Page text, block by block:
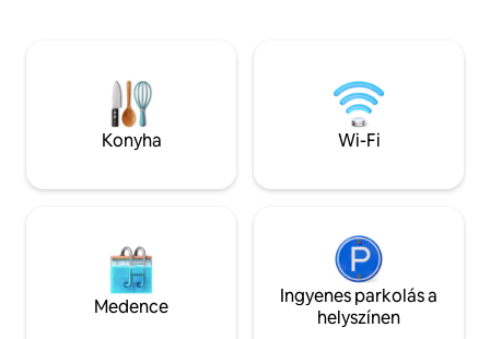
tartalmazza a pezsgőfürdő használatát.
zuhanyzóval és
rendelkezik.
hagyományos
pedig a luxus
Konyha Wi-Fi
Medence
Ingyenes parkolás a
helyszínen